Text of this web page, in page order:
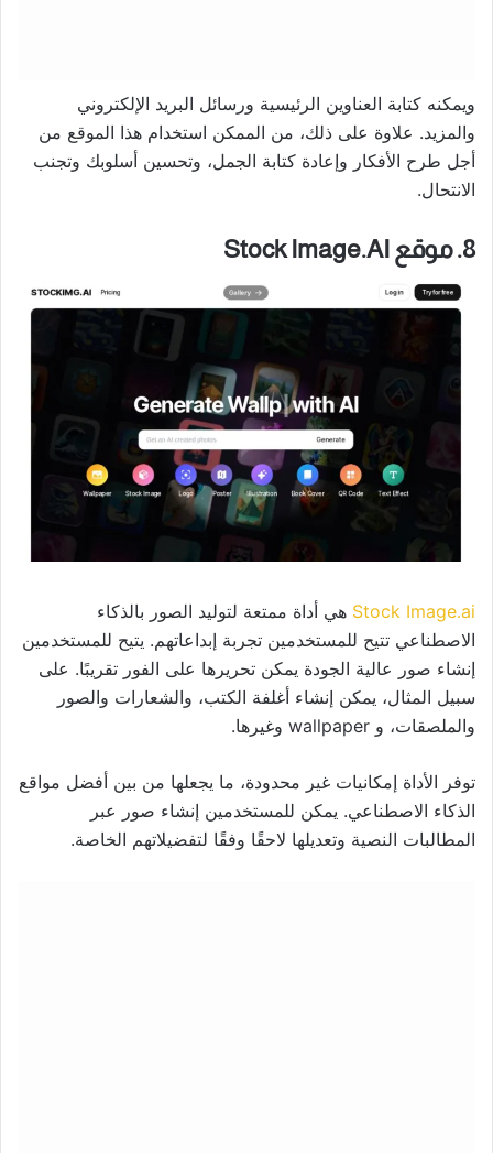
ويمكنه كتابة العناوين الرئيسية ورسائل البريد الإلكتروني
والمزيد. علاوة على ذلك، من الممكن استخدام هذا الموقع من
أجل طرح الأفكار وإعادة كتابة الجمل، وتحسين أسلوبك وتجنب
الانتحال.
8. موقع Stock Image.AI
Stock Image.ai هي أداة ممتعة لتوليد الصور بالذكاء
الاصطناعي تتيح للمستخدمين تجربة إبداعاتهم. يتيح للمستخدمين
إنشاء صور عالية الجودة يمكن تحريرها على الفور تقريبًا. على
سبيل المثال، يمكن إنشاء أغلفة الكتب، والشعارات والصور
والملصقات، و wallpaper وغيرها.
توفر الأداة إمكانيات غير محدودة، ما يجعلها من بين أفضل مواقع
الذكاء الاصطناعي. يمكن للمستخدمين إنشاء صور عبر
المطالبات النصية وتعديلها لاحقًا وفقًا لتفضيلاتهم الخاصة.